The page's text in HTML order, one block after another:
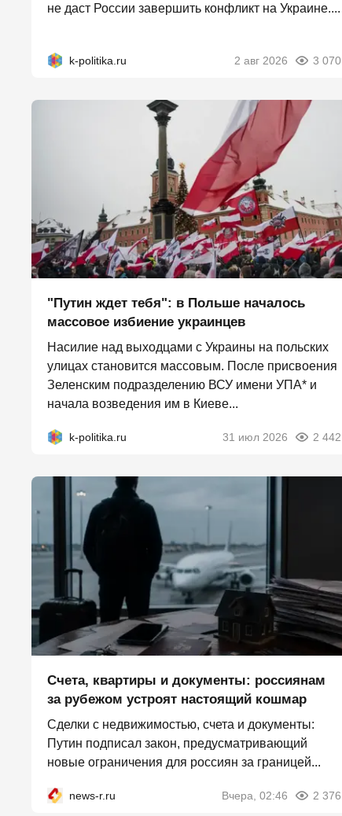
не даст России завершить конфликт на Украине....
k-politika.ru 2 авг 2026 3 070
"Путин ждет тебя": в Польше началось
массовое избиение украинцев
Насилие над выходцами с Украины на польских
улицах становится массовым. После присвоения
Зеленским подразделению ВСУ имени УПА* и
начала возведения им в Киеве...
k-politika.ru 31 июл 2026 2 442
Счета, квартиры и документы: россиянам
за рубежом устроят настоящий кошмар
Сделки с недвижимостью, счета и документы:
Путин подписал закон, предусматривающий
новые ограничения для россиян за границей...
news-r.ru Вчера, 02:46 2 376